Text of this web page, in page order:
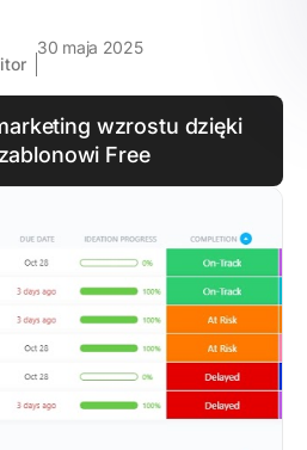
30 maja 2025
wzrostu dzięki
Free